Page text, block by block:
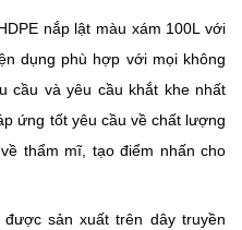
nắp lật màu xám 100L với
dụng phù hợp với mọi không
cầu và yêu cầu khắt khe nhất
ứng tốt yêu cầu về chất lượng
thẩm mĩ, tạo điểm nhấn cho
được sản xuất trên dây truyền